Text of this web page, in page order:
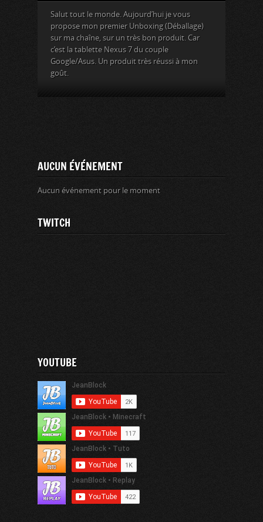
Salut tout le monde. Aujourd’hui je vous
propose mon premier Unboxing (Déballage)
sur ma chaîne, sur un très bon produit. Car
c’est la tablette Nexus 7 du couple
Google/Asus. Un produit très réussi à mon
goût.
AUCUN ÉVÉNEMENT
Aucun événement pour le moment
TWITCH
YOUTUBE